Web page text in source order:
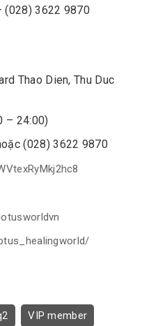
(028) 3622 9870
Thao Dien, Thu Duc
– 24:00)
(028) 3622 9870
VIP member